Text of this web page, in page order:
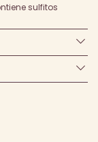
sulfitos